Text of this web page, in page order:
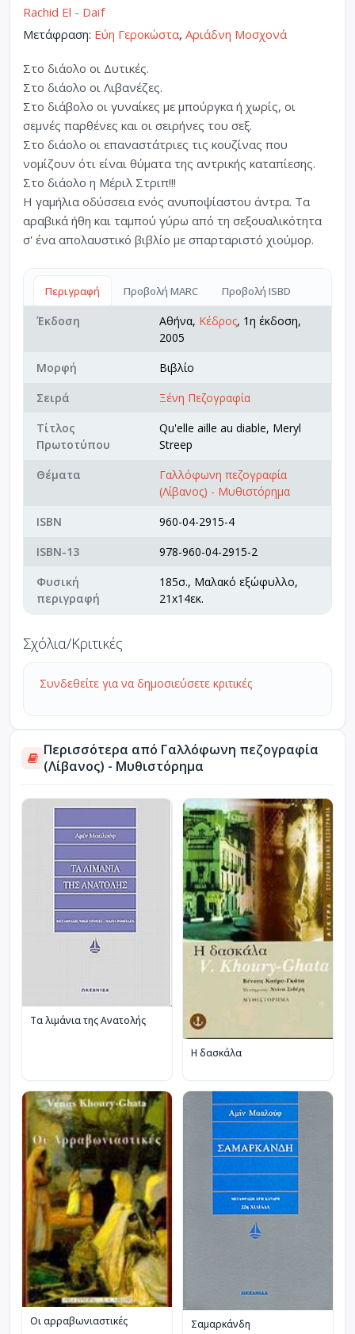
Rachid El - Daïf
Μετάφραση: Εύη Γεροκώστα, Αριάδνη Μοσχονά
Στο διάολο οι Δυτικές.
Στο διάολο οι Λιβανέζες.
Στο διάβολο οι γυναίκες με μπούργκα ή χωρίς, οι
σεμνές παρθένες και οι σειρήνες του σεξ.
Στο διάολο οι επαναστάτριες τις κουζίνας που
νομίζουν ότι είναι θύματα της αντρικής καταπίεσης.
Στο διάολο η Μέριλ Στριπ!!!
Η γαμήλια οδύσσεια ενός ανυποψίαστου άντρα. Τα
αραβικά ήθη και ταμπού γύρω από τη σεξουαλικότητα
σ' ένα απολαυστικό βιβλίο με σπαρταριστό χιούμορ.
Περιγραφή Προβολή MARC Προβολή ISBD
Έκδοση Αθήνα, Κέδρος, 1η έκδοση,
2005
Μορφή
Βιβλίο
Σειρά
Ξένη Πεζογραφία
Τίτλος
Πρωτοτύπου
Qu'elle aille au diable, Meryl
Streep
Θέματα
Γαλλόφωνη πεζογραφία
(Λίβανος) - Μυθιστόρημα
ISBN
960-04-2915-4
ISBN-13
978-960-04-2915-2
Φυσική
περιγραφή
185σ., Μαλακό εξώφυλλο,
21x14εκ.
Σχόλια/Κριτικές
Συνδεθείτε για να δημοσιεύσετε κριτικές
Περισσότερα από Γαλλόφωνη πεζογραφία
(Λίβανος) - Μυθιστόρημα
Τα λιμάνια της Ανατολής
Η δασκάλα
Οι αρραβωνιαστικές Σαμαρκάνδη